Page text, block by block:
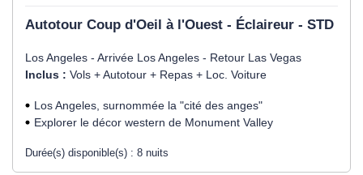
Autotour Coup d'Oeil à l'Ouest - Éclaireur - STD
Los Angeles - Arrivée Los Angeles - Retour Las Vegas
Inclus : Vols + Autotour + Repas + Loc. Voiture
Los Angeles, surnommée la "cité des anges"
Explorer le décor western de Monument Valley
Durée(s) disponible(s) : 8 nuits